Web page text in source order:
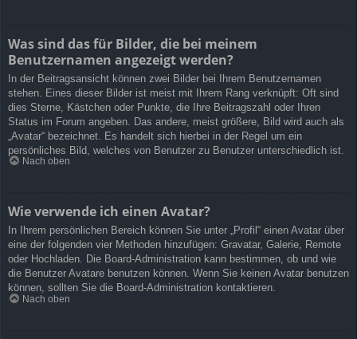
Was sind das für Bilder, die bei meinem
Benutzernamen angezeigt werden?
In der Beitragsansicht können zwei Bilder bei Ihrem Benutzernamen
stehen. Eines dieser Bilder ist meist mit Ihrem Rang verknüpft: Oft sind
dies Sterne, Kästchen oder Punkte, die Ihre Beitragszahl oder Ihren
Status im Forum angeben. Das andere, meist größere, Bild wird auch als
„Avatar“ bezeichnet. Es handelt sich hierbei in der Regel um ein
persönliches Bild, welches von Benutzer zu Benutzer unterschiedlich ist.
Nach oben
Wie verwende ich einen Avatar?
In Ihrem persönlichen Bereich können Sie unter „Profil“ einen Avatar über
eine der folgenden vier Methoden hinzufügen: Gravatar, Galerie, Remote
oder Hochladen. Die Board-Administration kann bestimmen, ob und wie
die Benutzer Avatare benutzen können. Wenn Sie keinen Avatar benutzen
können, sollten Sie die Board-Administration kontaktieren.
Nach oben